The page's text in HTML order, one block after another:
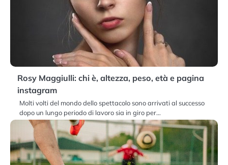
Rosy Maggiulli: chi è, altezza, peso, età e pagina
instagram
Molti volti del mondo dello spettacolo sono arrivati al successo
dopo un lungo periodo di lavoro sia in giro per…